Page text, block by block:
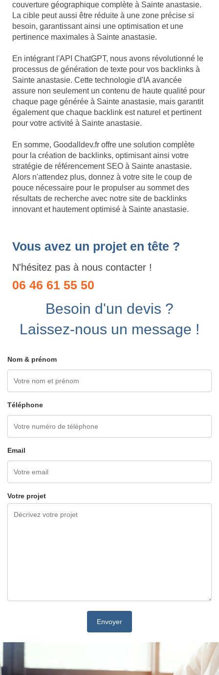
couverture géographique complète à Sainte anastasie.
La cible peut aussi être réduite à une zone précise si
besoin, garantissant ainsi une optimisation et une
pertinence maximales à Sainte anastasie.
En intégrant l'API ChatGPT, nous avons révolutionné le
processus de génération de texte pour vos backlinks à
Sainte anastasie. Cette technologie d'IA avancée
assure non seulement un contenu de haute qualité pour
chaque page générée à Sainte anastasie, mais garantit
également que chaque backlink est naturel et pertinent
pour votre activité à Sainte anastasie.
En somme, Goodalldev.fr offre une solution complète
pour la création de backlinks, optimisant ainsi votre
stratégie de référencement SEO à Sainte anastasie.
Alors n'attendez plus, donnez à votre site le coup de
pouce nécessaire pour le propulser au sommet des
résultats de recherche avec notre site de backlinks
innovant et hautement optimisé à Sainte anastasie.
Vous avez un projet en tête ?
N'hésitez pas à nous contacter !
06 46 61 55 50
Besoin d'un devis ?
Laissez-nous un message !
Nom & prénom
Téléphone
Email
Votre projet